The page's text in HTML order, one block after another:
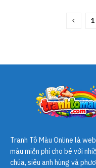
1
Tranh Tô Màu Online là
màu miễn phí cho bé với
chúa, siêu anh hùng và